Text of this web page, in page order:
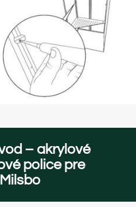
– akrylové
police pre
Milsbo